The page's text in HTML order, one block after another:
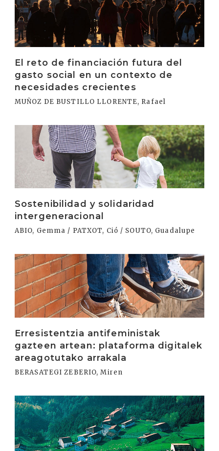
El reto de financiación futura del
gasto social en un contexto de
necesidades crecientes
MUÑOZ DE BUSTILLO LLORENTE, Rafael
Sostenibilidad y solidaridad
intergeneracional
ABIO, Gemma / PATXOT, Ció / SOUTO, Guadalupe
Irakurri
Erresistentzia antifeministak
gazteen artean: plataforma digitalek
areagotutako arrakala
BERASATEGI ZEBERIO, Miren
Irakurri
Irakurri